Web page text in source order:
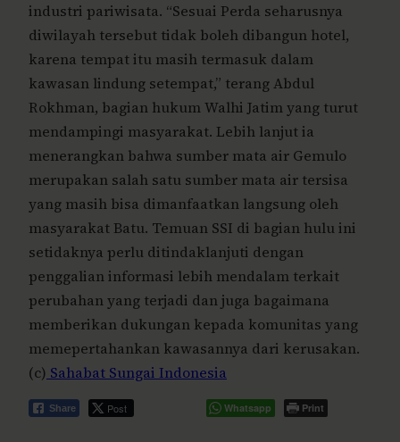
industri pariwisata. “Sesuai Perda seharusnya
diwilayah tersebut tidak boleh dibangun hotel,
karena tempat itu masih termasuk dalam
kawasan lindung setempat,” terang Abdul
Rokhman, bagian hukum Walhi Jatim yang turut
mendampingi masyarakat. Lebih lanjut ia
menerangkan bahwa sumber mata air Gemulo
merupakan salah satu sumber mata air tersisa
yang masih bisa dimanfaatkan langsung oleh
masyarakat Batu. Temuan SSI di bagian hulu ini
setidaknya perlu ditindaklanjuti dengan
penggalian informasi lebih mendalam terkait
perubahan yang terjadi dan juga bagaimana
memberikan dukungan kepada komunitas yang
memepertahankan kawasannya dari kerusakan.
(c) Sahabat Sungai Indonesia
Share Post Whatsapp Print